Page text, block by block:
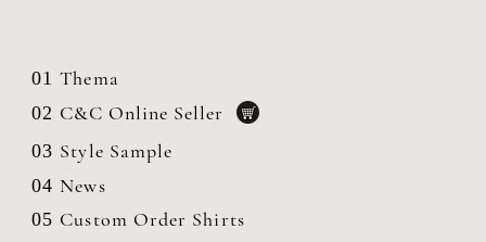
01 Thema
02 C&C Online Seller
03 Style Sample
04 News
05 Custom Order Shirts